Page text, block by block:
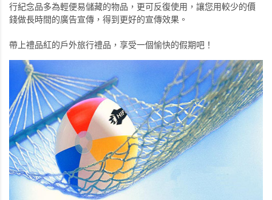
行紀念品多為輕便易儲藏的物品，更可反復使用，讓您用較少的價
錢做長時間的廣告宣傳，得到更好的宣傳效果。
帶上禮品紅的戶外旅行禮品，享受一個愉快的假期吧！